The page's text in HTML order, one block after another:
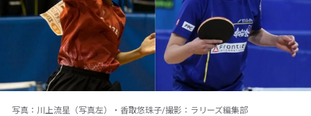
写真：川上流星（写真左）・香取悠珠子/撮影：ラリーズ編集部